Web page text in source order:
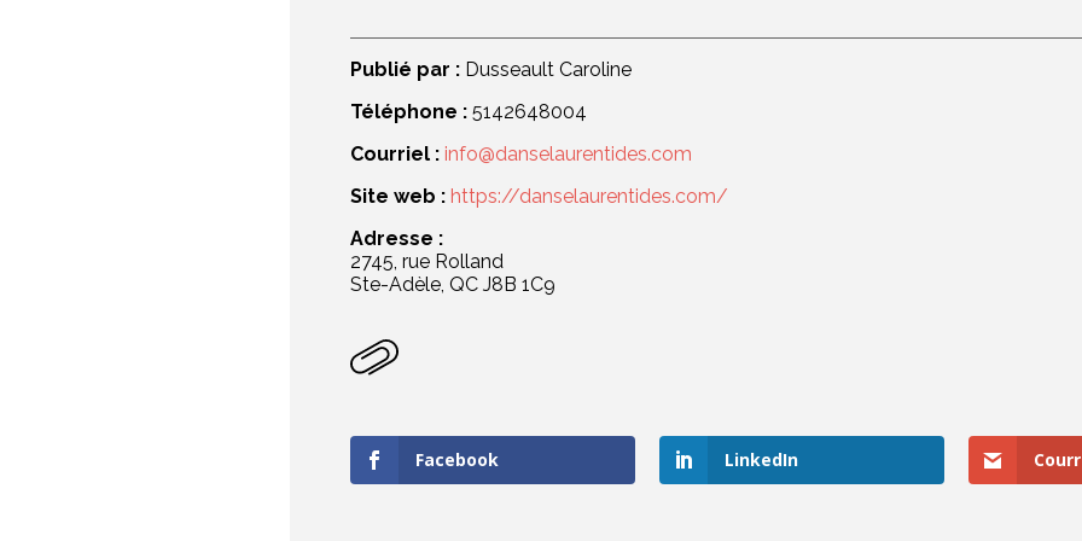
Publié par : Dusseault Caroline
Téléphone : 5142648004
Courriel : info@danselaurentides.com
Site web : https://danselaurentides.com/
Adresse :
2745, rue Rolland
Ste-Adèle, QC J8B 1C9
Facebook LinkedIn